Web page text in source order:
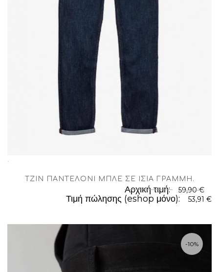
TΖΊΝ ΠΑΝΤΕΛΌΝΙ ΜΠΛΈ ΣΕ ΊΣΙΑ ΓΡΑΜΜΉ .
Αρχική τιμή: 59,90 €
Τιμή πώλησης (eshop μόνο): 53,91 €
-10%